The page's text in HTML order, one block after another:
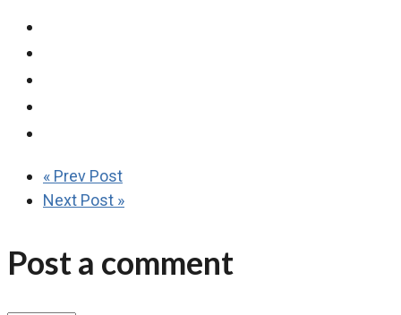
« Prev Post
Next Post »
Post a comment